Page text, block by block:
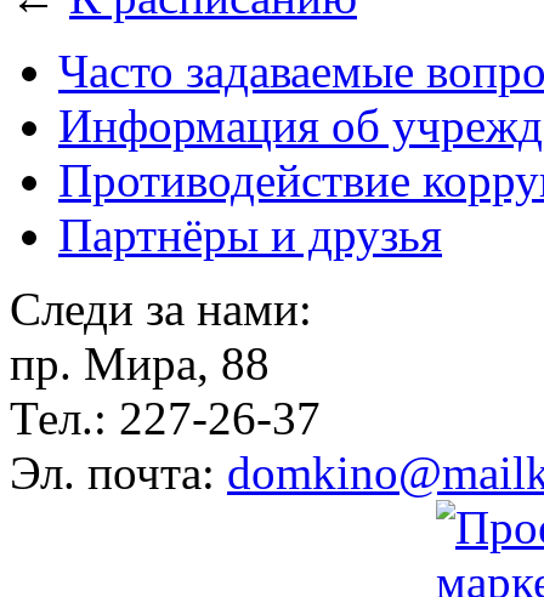
Часто задаваемые
Информация об
Противодействие
Партнёры и друзья
Следи за нами:
пр. Мира, 88
Тел.: 227-26-37
Эл. почта: